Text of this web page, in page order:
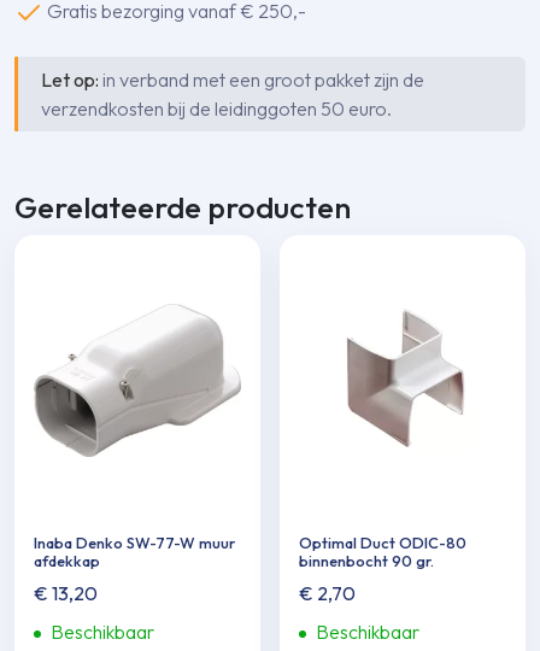
Gratis bezorging vanaf € 250,-
Let op: in verband met een groot pakket zijn de
verzendkosten bij de leidinggoten 50 euro.
Gerelateerde producten
Inaba Denko SW-77-W muur
afdekkap
€ 13,20
Beschikbaar
Optimal Duct ODIC-80
binnenbocht 90 gr.
€ 2,70
Beschikbaar